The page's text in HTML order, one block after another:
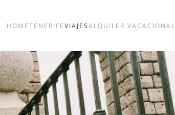
HOMETENERIFEVIAJESALQUILER VACACIONAL